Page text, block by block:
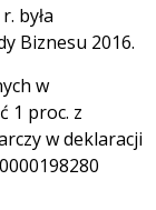
była
Biznesu 2016.
w
1 proc. z
w deklaracji